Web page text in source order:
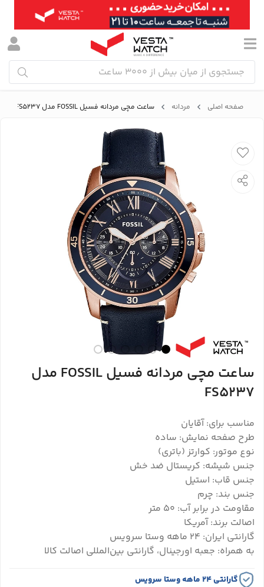
صفحه اصلی مردانه ساعت مچی مردانه فسیل FOSSIL مدل FS5237
ساعت مچی مردانه فسیل FOSSIL مدل
FS5237
مناسب برای: آقایان
طرح صفحه نمایش: ساده
نوع موتور: کوارتز (باتری)
جنس شیشه: کریستال ضد خش
جنس قاب: استیل
جنس بند: چرم
مقاومت در برابر آب: ۵۰ متر
اصالت برند: آمریکا
گارانتی ایران: ۲۴ ماهه وستا سرویس
به همراه: جعبه اورجینال، گارانتی بین‌المللی اصالت کالا
گارانتی ۲۴ ماهه وستا سرویس